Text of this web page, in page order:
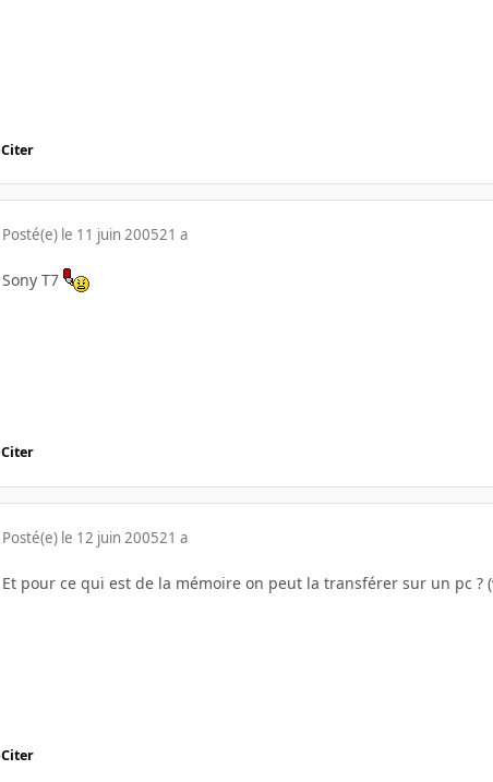
Citer
Posté(e) le 11 juin 200521 a
Sony T7
Citer
Posté(e) le 12 juin 200521 a
Et pour ce qui est de la mémoire on peut la transférer sur un pc ?
Citer